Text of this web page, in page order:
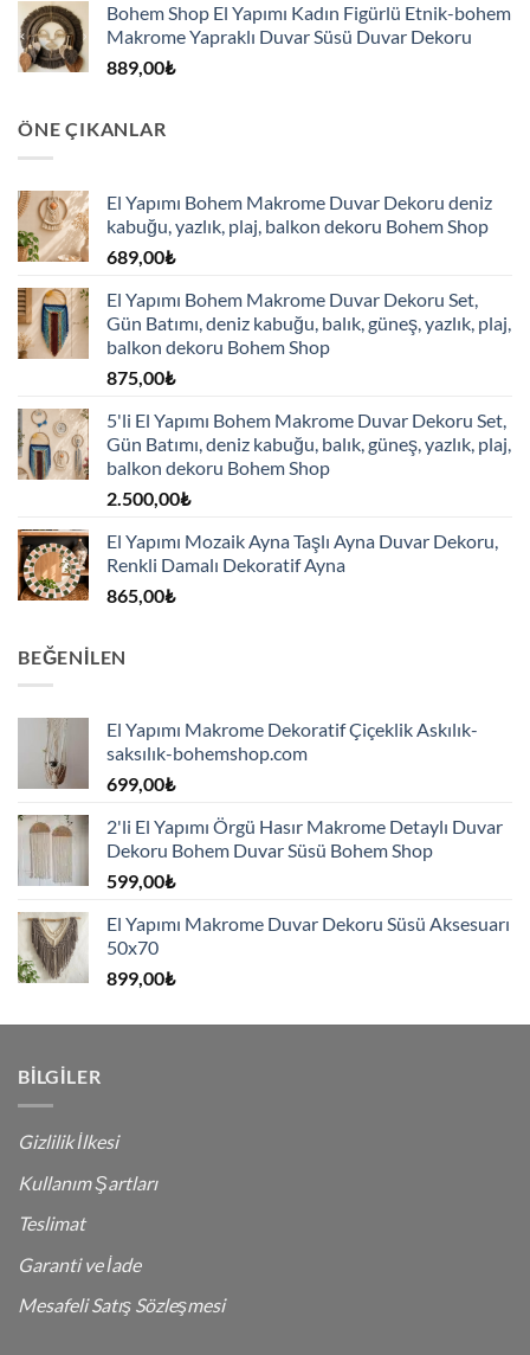
Bohem Shop El Yapımı Kadın Figürlü Etnik-bohem
Makrome Yapraklı Duvar Süsü Duvar Dekoru
889,00₺
ÖNE ÇIKANLAR
El Yapımı Bohem Makrome Duvar Dekoru deniz
kabuğu, yazlık, plaj, balkon dekoru Bohem Shop
689,00₺
El Yapımı Bohem Makrome Duvar Dekoru Set,
Gün Batımı, deniz kabuğu, balık, güneş, yazlık, plaj,
balkon dekoru Bohem Shop
875,00₺
5'li El Yapımı Bohem Makrome Duvar Dekoru Set,
Gün Batımı, deniz kabuğu, balık, güneş, yazlık, plaj,
balkon dekoru Bohem Shop
2.500,00₺
El Yapımı Mozaik Ayna Taşlı Ayna Duvar Dekoru,
Renkli Damalı Dekoratif Ayna
865,00₺
BEĞENILEN
El Yapımı Makrome Dekoratif Çiçeklik Askılık-
saksılık-bohemshop.com
699,00₺
2'li El Yapımı Örgü Hasır Makrome Detaylı Duvar
Dekoru Bohem Duvar Süsü Bohem Shop
599,00₺
El Yapımı Makrome Duvar Dekoru Süsü Aksesuarı
50x70
899,00₺
BILGILER
Gizlilik İlkesi
Kullanım Şartları
Teslimat
Garanti ve İade
Mesafeli Satış Sözleşmesi